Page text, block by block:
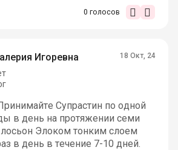
0 голосов
Игоревна 18 Окт, 24
Супрастин по одной
в день на протяжении семи
Элоком тонким слоем
в день в течение 7-10 дней.